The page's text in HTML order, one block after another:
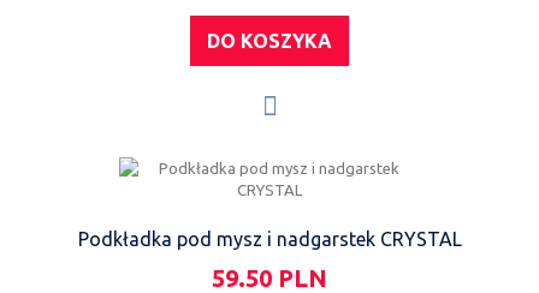
DO KOSZYKA
Podkładka pod mysz i nadgarstek CRYSTAL
59.50 PLN